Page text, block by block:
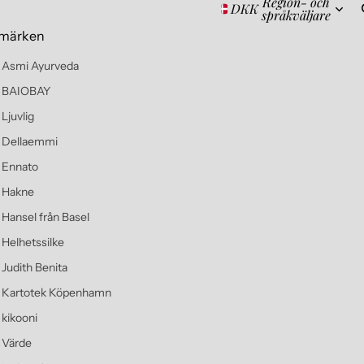
Asmi Ayurveda
BAIOBAY
Ljuvlig
Dellaemmi
Ennato
Hakne
Hansel från Basel
Helhetssilke
Judith Benita
Kartotek Köpenhamn
kikooni
Värde
DKKspråkväljare